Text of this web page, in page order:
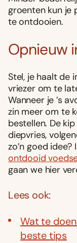
groenten kun je
te ontdooien.
Opnieuw
Stel, je haalt de
vriezer om te
Wanneer je ’s
zin meer om te
bestellen. De
diepvries,
zo’n goed idee?
ontdooid
gaan we hier
Lees ook:
Wat te
beste tips